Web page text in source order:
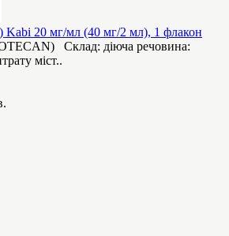
Kabi 20 мг/мл (40 мг/2 мл), 1 флакон
Склад: діюча речовина:
міст..